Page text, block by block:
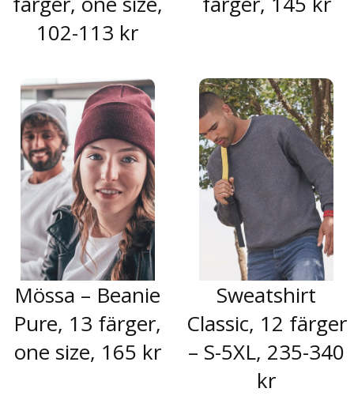
102-113 kr
Mössa – Beanie
Pure, 13 färger,
one size, 165 kr
Sweatshirt
Classic, 12 färger
– S-5XL, 235-340
kr